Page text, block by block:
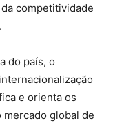
competitividade
do país, o
e orienta os
global de